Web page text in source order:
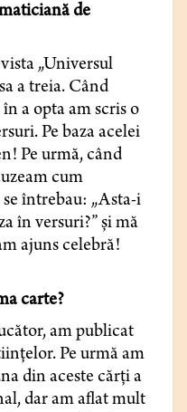
de
„Universul
a treia. Când
a opta am scris o
Pe baza acelei
Pe urmă, când
cum
întrebau: „Asta-i
în versuri?” şi mă
ajuns celebră!
carte?
am publicat
Pe urmă am
din aceste cărţi a
dar am aflat mult